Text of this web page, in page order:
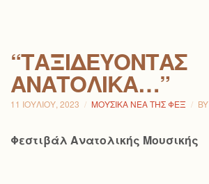
“ΤΑΞΙΔΕΎΟΝΤΑΣ
ΑΝΑΤΟΛΙΚΆ…”
11 ΙΟΥΛΊΟΥ, 2023 ΜΟΥΣΙΚΆ ΝΈΑ ΤΗΣ ΦΕΞ BY
Φεστιβάλ Ανατολικής Μουσικής